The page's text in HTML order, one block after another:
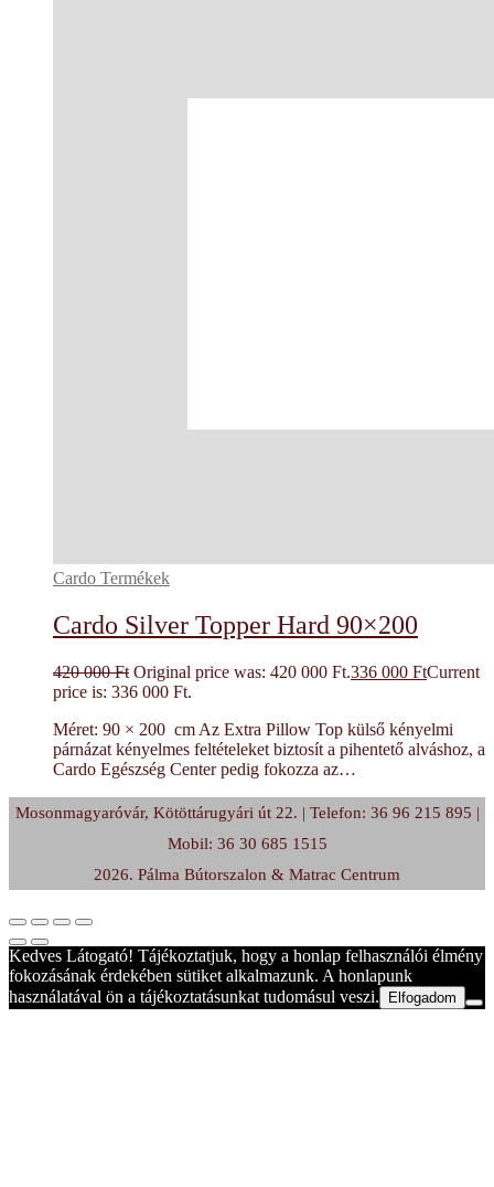
Cardo Termékek
Cardo Silver Topper Hard 90×200
420 000Ft Original price was: 420 000 Ft.336 000 FtCurrent
price is: 336 000 Ft.
Méret: 90 × 200 cm Az Extra Pillow Top külső kényelmi
párnázat kényelmes feltételeket biztosít a pihentető alváshoz, a
Cardo Egészség Center pedig fokozza az…
Mosonmagyaróvár, Kötöttárugyári út 22. | Telefon: 36 96 215 895 |
Mobil: 36 30 685 1515
2026. Pálma Bútorszalon & Matrac Centrum
Kedves Látogató! Tájékoztatjuk, hogy a honlap felhasználói élmény
fokozásának érdekében sütiket alkalmazunk. A honlapunk
használatával ön a tájékoztatásunkat tudomásul veszi.
Elfogadom